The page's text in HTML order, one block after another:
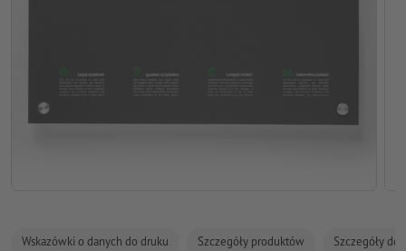
Wskazówki o danych do druku Szczegóły produktów Szczegóły